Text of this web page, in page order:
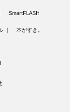
SmartFLASH
本がすき。